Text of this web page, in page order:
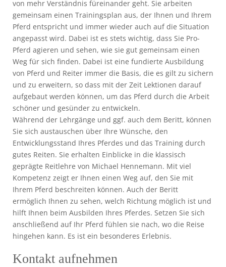
von mehr Verständnis füreinander geht. Sie arbeiten
gemeinsam einen Trainingsplan aus, der Ihnen und Ihrem
Pferd entspricht und immer wieder auch auf die Situation
angepasst wird. Dabei ist es stets wichtig, dass Sie Pro-
Pferd agieren und sehen, wie sie gut gemeinsam einen
Weg für sich finden. Dabei ist eine fundierte Ausbildung
von Pferd und Reiter immer die Basis, die es gilt zu sichern
und zu erweitern, so dass mit der Zeit Lektionen darauf
aufgebaut werden können, um das Pferd durch die Arbeit
schöner und gesünder zu entwickeln.
Während der Lehrgänge und ggf. auch dem Beritt, können
Sie sich austauschen über Ihre Wünsche, den
Entwicklungsstand Ihres Pferdes und das Training durch
gutes Reiten. Sie erhalten Einblicke in die klassisch
geprägte Reitlehre von Michael Hennemann. Mit viel
Kompetenz zeigt er Ihnen einen Weg auf, den Sie mit
Ihrem Pferd beschreiten können. Auch der Beritt
ermöglich Ihnen zu sehen, welch Richtung möglich ist und
hilft Ihnen beim Ausbilden Ihres Pferdes. Setzen Sie sich
anschließend auf Ihr Pferd fühlen sie nach, wo die Reise
hingehen kann. Es ist ein besonderes Erlebnis.
Kontakt aufnehmen